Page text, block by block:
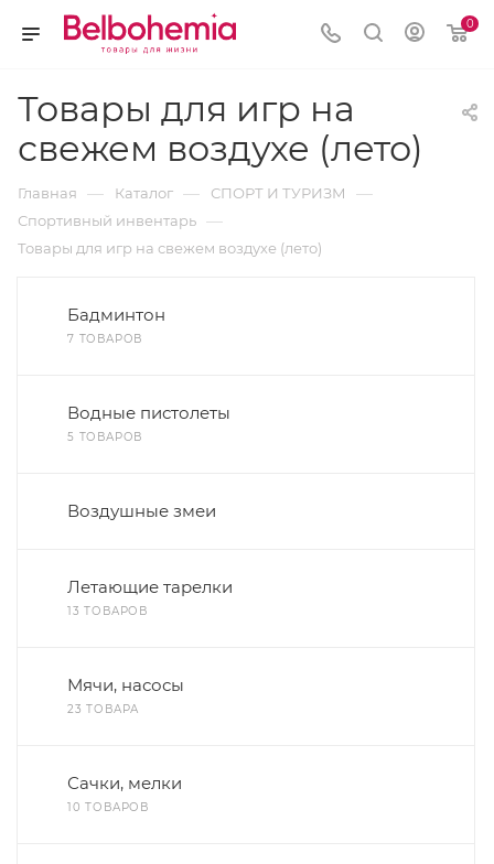
0
Товары для игр на
свежем воздухе (лето)
Главная — Каталог — СПОРТ И ТУРИЗМ —
Спортивный инвентарь —
Товары для игр на свежем воздухе (лето)
Бадминтон
7 ТОВАРОВ
Водные пистолеты
5 ТОВАРОВ
Воздушные змеи
Летающие тарелки
13 ТОВАРОВ
Мячи, насосы
23 ТОВАРА
Сачки, мелки
10 ТОВАРОВ